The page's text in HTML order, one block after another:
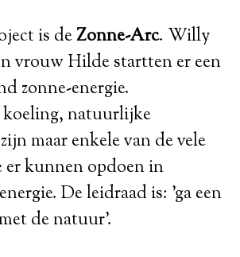
is deZonne-Arc. Willy
vrouw Hilde startten er een
zonne-energie.
natuurlijke
maar enkele van de vele
er kunnen opdoen in
De leidraad is: ’ga een
de natuur’.